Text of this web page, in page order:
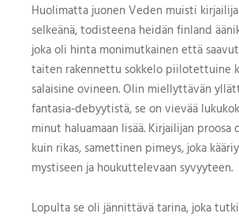
Huolimatta juonen Veden muisti
selkeänä, todisteena heidän finland
joka oli hinta monimutkainen että
taiten rakennettu sokkelo piilotettuine
salaisine ovineen. Olin miellyttävän
fantasia-debyytistä, se on vievää
minut haluamaan lisää. Kirjailijan proosa
kuin rikas, samettinen pimeys, joka
mystiseen ja houkuttelevaan syvyyteen.
Lopulta se oli jännittävä tarina, joka